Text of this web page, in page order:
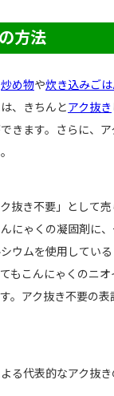
方法
炒め物や炊き込みご
、きちんとアク抜き
きます。さらに、
抜き不要」として
にゃくの凝固剤に
ウムを使用してい
もこんにゃくのニ
。アク抜き不要の
る代表的なアク抜き